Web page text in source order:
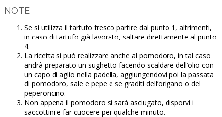
NOTE
Se si utilizza il tartufo fresco partire dal punto 1, altrimenti,
in caso di tartufo già lavorato, saltare direttamente al punto
4.
La ricetta si può realizzare anche al pomodoro, in tal caso
andrà preparato un sughetto facendo scaldare dell’olio con
un capo di aglio nella padella, aggiungendovi poi la passata
di pomodoro, sale e pepe e se graditi dell’origano o del
peperoncino.
Non appena il pomodoro si sarà asciugato, disporvi i
saccottini e far cuocere per qualche minuto.